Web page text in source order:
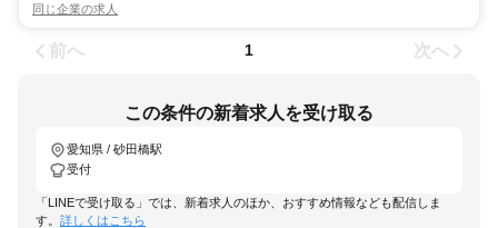
同じ企業の求人
前へ 1 次へ
この条件の新着求人を受け取る
愛知県 / 砂田橋駅
受付
「LINEで受け取る」では、新着求人のほか、おすすめ情報なども配信しま
す。 詳しくはこちら